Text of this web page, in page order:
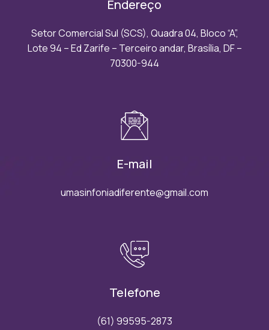
Endereço
Setor Comercial Sul (SCS), Quadra 04, Bloco “A”,
Lote 94 – Ed Zarife – Terceiro andar, Brasília, DF –
70300-944
E-mail
umasinfoniadiferente@gmail.com
Telefone
(61) 99595-2873